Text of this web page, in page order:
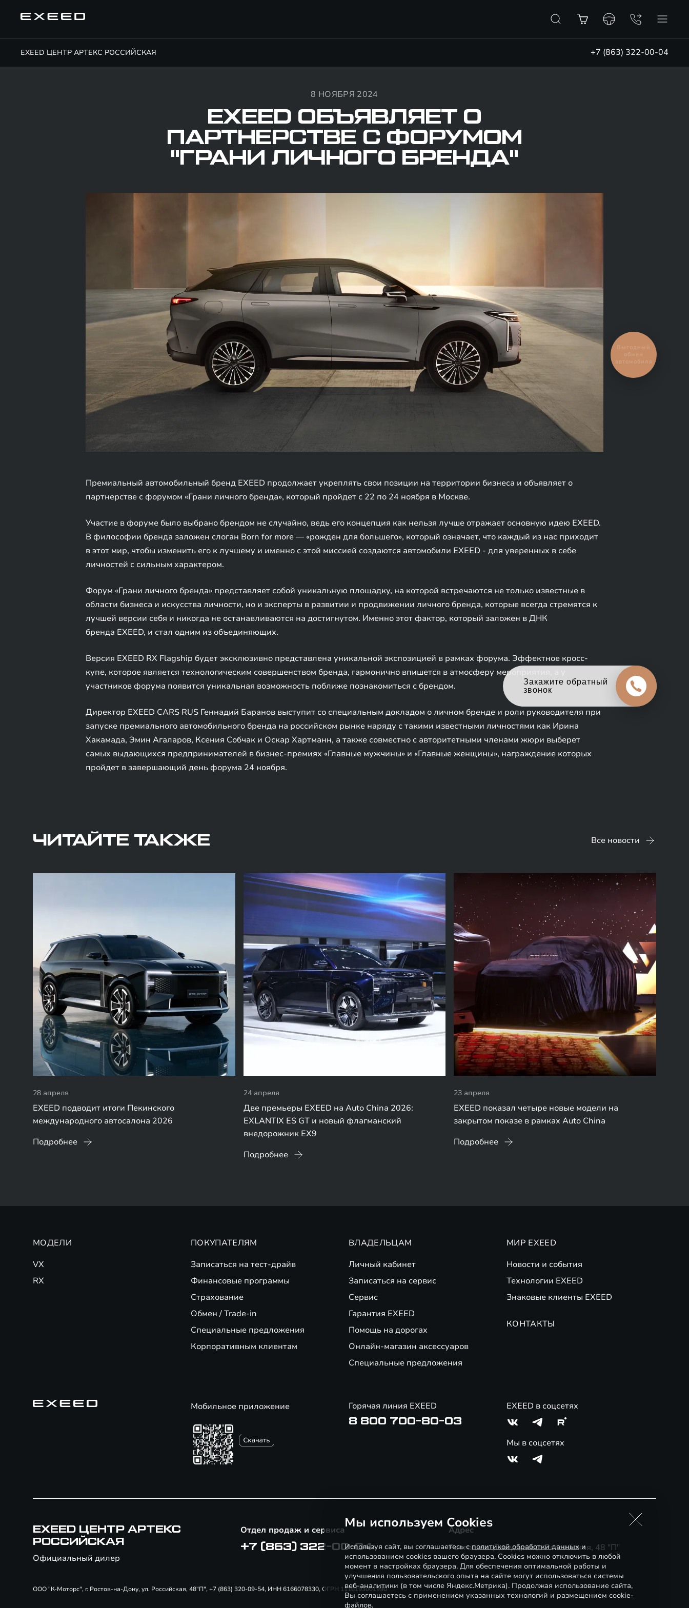
EXEED ЦЕНТР АРТЕКС РОССИЙСКАЯ +7 (863) 322-00-04
8 НОЯБРЯ 2024
EXEED ОБЪЯВЛЯЕТ О
ПАРТНЕРСТВЕ С ФОРУМОМ
"ГРАНИ ЛИЧНОГО БРЕНДА"
Премиальный автомобильный бренд EXEED продолжает укреплять свои позиции на территории бизнеса и объявляет о
партнерстве с форумом «Грани личного бренда», который пройдет с 22 по 24 ноября в Москве.
Участие в форуме было выбрано брендом не случайно, ведь его концепция как нельзя лучше отражает основную идею EXEED.
В философии бренда заложен слоган Born for more — «рожден для большего», который означает, что каждый из нас приходит
в этот мир, чтобы изменить его к лучшему и именно с этой миссией создаются автомобили EXEED - для уверенных в себе
личностей с сильным характером.
Форум «Грани личного бренда» представляет собой уникальную площадку, на которой встречаются не только известные в
области бизнеса и искусства личности, но и эксперты в развитии и продвижении личного бренда, которые всегда стремятся к
лучшей версии себя и никогда не останавливаются на достигнутом. Именно этот фактор, который заложен в ДНК
бренда EXEED, и стал одним из объединяющих.
Версия EXEED RX Flagship будет эксклюзивно представлена уникальной экспозицией в рамках форума. Эффектное кросс-
купе, которое является технологическим совершенством бренда, гармонично впишется в атмосферу мероприятия, а у
участников форума появится уникальная возможность поближе познакомиться с брендом.
Директор EXEED CARS RUS Геннадий Баранов выступит со специальным докладом о личном бренде и роли руководителя при
запуске премиального автомобильного бренда на российском рынке наряду с такими известными личностями как Ирина
Хакамада, Эмин Агаларов, Ксения Собчак и Оскар Хартманн, а также совместно с авторитетными членами жюри выберет
самых выдающихся предпринимателей в бизнес-премиях «Главные мужчины» и «Главные женщины», награждение которых
пройдет в завершающий день форума 24 ноября.
ЧИТАЙТЕ ТАКЖЕ Все новости
28 апреля
EXEED подводит итоги Пекинского
международного автосалона 2026
Подробнее
24 апреля
Две премьеры EXEED на Auto China 2026:
EXLANTIX ES GT и новый флагманский
внедорожник EX9
Подробнее
23 апреля
EXEED показал четыре новые модели на
закрытом показе в рамках Auto China
Подробнее
МОДЕЛИ
VX
RX
ПОКУПАТЕЛЯМ
Записаться на тест-драйв
Финансовые программы
Страхование
Обмен / Trade-in
Специальные предложения
Корпоративным клиентам
ВЛАДЕЛЬЦАМ
Личный кабинет
Записаться на сервис
Сервис
Гарантия EXEED
Помощь на дорогах
Онлайн-магазин аксессуаров
Специальные предложения
МИР EXEED
Новости и события
Технологии EXEED
Знаковые клиенты EXEED
КОНТАКТЫ
Мобильное приложение Горячая линия EXEED
8 800 700-80-03
EXEED в соцсетях
Мы в соцсетях
EXEED ЦЕНТР АРТЕКС
РОССИЙСКАЯ
Официальный дилер
Отдел продаж и сервиса
+7 (863) 322-00-04
Адрес
Ростов-на-Дону, улица Российская, 48 "П"
ООО "К-Моторс", г. Ростов-на-Дону, ул. Российская, 48"П", +7 (863) 320-09-54, ИНН 6166078330, ОГРН 1116193001990
Мы используем Cookies
Используя сайт, вы соглашаетесь сполитикой обработки данныхи
использованием cookies вашего браузера. Cookies можно отключить в любой
момент в настройках браузера. Для обеспечения оптимальной работы и
улучшения пользовательского опыта на сайте могут использоваться системы
веб-аналитики (в том числе Яндекс.Метрика). Продолжая использование сайта,
Вы соглашаетесь с применением указанных технологий и размещением cookie-
файлов.
Выгодный
обмен
автомобиля
Оцените свой авто
в обмен на новый